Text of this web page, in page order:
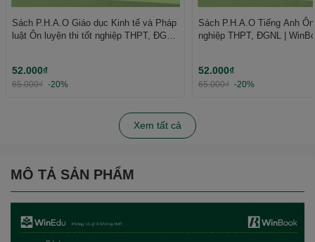
Sách P.H.A.O Giáo dục Kinh tế và Pháp
luật Ôn luyện thi tốt nghiệp THPT, ĐGNL
52.000₫
65.000₫ -20%
Sách P.H.A.O Tiếng Anh
nghiệp THPT, ĐGNL |
52.000₫
65.000₫ -20%
Xem tất cả
MÔ TẢ SẢN PHẨM